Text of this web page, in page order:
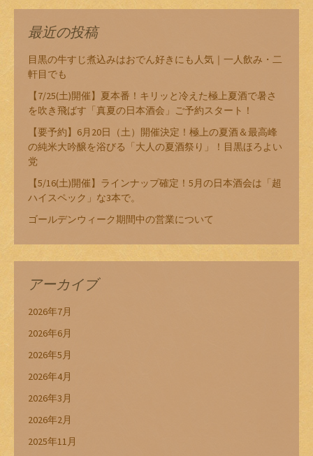
最近の投稿
目黒の牛すじ煮込みはおでん好きにも人気｜一人飲み・二
軒目でも
【7/25(土)開催】夏本番！キリッと冷えた極上夏酒で暑さ
を吹き飛ばす「真夏の日本酒会」ご予約スタート！
【要予約】6月20日（土）開催決定！極上の夏酒＆最高峰
の純米大吟醸を浴びる「大人の夏酒祭り」！目黒ほろよい
党
【5/16(土)開催】ラインナップ確定！5月の日本酒会は「超
ハイスペック」な3本で。
ゴールデンウィーク期間中の営業について
アーカイブ
2026年7月
2026年6月
2026年5月
2026年4月
2026年3月
2026年2月
2025年11月